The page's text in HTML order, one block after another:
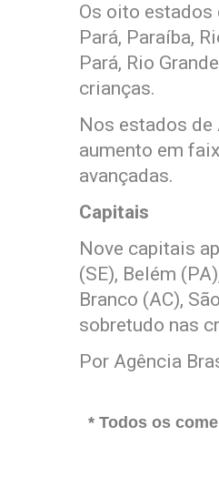
Os oito estados
Pará, Paraíba,
Pará, Rio
crianças.
Nos estados de
aumento em
avançadas.
Capitais
Nove capitais
(SE), Belém
Branco (AC),
sobretudo nas
Por Agência
* Todos os